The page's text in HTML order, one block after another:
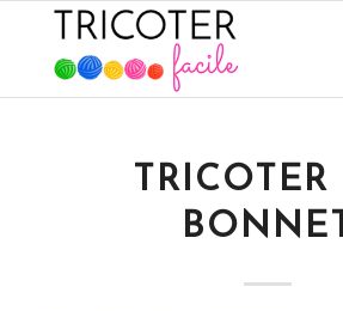
TRICOTER
BONNET